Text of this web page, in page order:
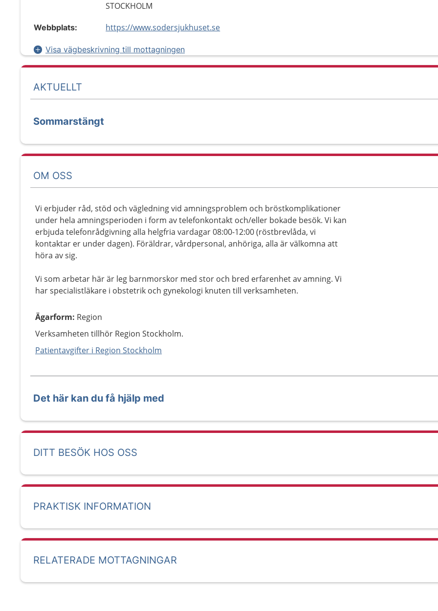
STOCKHOLM
Webbplats: https://www.sodersjukhuset.se
Visa vägbeskrivning till mottagningen
AKTUELLT
Sommarstängt
OM OSS
Vi erbjuder råd, stöd och vägledning vid amningsproblem och bröstkomplikationer
under hela amningsperioden i form av telefonkontakt och/eller bokade besök. Vi kan
erbjuda telefonrådgivning alla helgfria vardagar 08:00-12:00 (röstbrevlåda, vi
kontaktar er under dagen). Föräldrar, vårdpersonal, anhöriga, alla är välkomna att
höra av sig.
Vi som arbetar här är leg barnmorskor med stor och bred erfarenhet av amning. Vi
har specialistläkare i obstetrik och gynekologi knuten till verksamheten.
Ägarform: Region
Verksamheten tillhör Region Stockholm.
Patientavgifter i Region Stockholm
Det här kan du få hjälp med
DITT BESÖK HOS OSS
PRAKTISK INFORMATION
RELATERADE MOTTAGNINGAR